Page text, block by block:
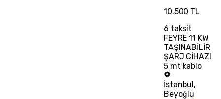
10.500 TL
6 taksit
FEYRE 11 KW
TAŞINABİLİR
ŞARJ CİHAZI
5 mt kablo
İstanbul ,
Beyoğlu